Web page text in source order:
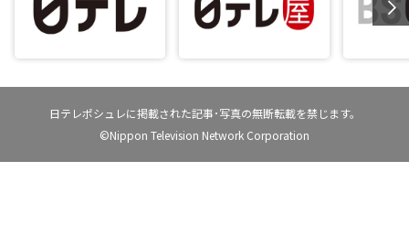
日テレポシュレに掲載された記事･写真の無断転載を禁じます。
©Nippon Television Network Corporation